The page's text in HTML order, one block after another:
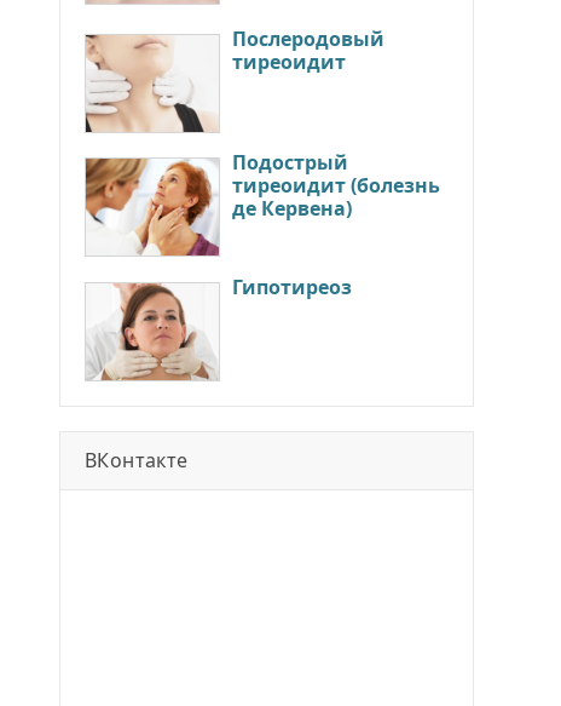
Послеродовый
тиреоидит
Подострый
тиреоидит (болезнь
де Кервена)
Гипотиреоз
ВКонтакте